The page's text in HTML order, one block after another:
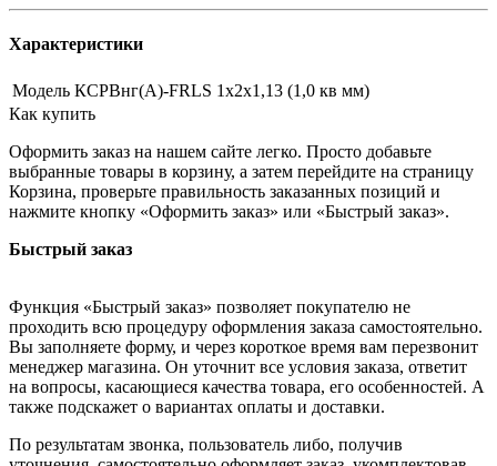
Характеристики
Модель КСРВнг(А)-FRLS 1х2х1,13 (1,0 кв мм)
Как купить
Оформить заказ на нашем сайте легко. Просто добавьте
выбранные товары в корзину, а затем перейдите на страницу
Корзина, проверьте правильность заказанных позиций и
нажмите кнопку «Оформить заказ» или «Быстрый заказ».
Быстрый заказ
Функция «Быстрый заказ» позволяет покупателю не
проходить всю процедуру оформления заказа самостоятельно.
Вы заполняете форму, и через короткое время вам перезвонит
менеджер магазина. Он уточнит все условия заказа, ответит
на вопросы, касающиеся качества товара, его особенностей. А
также подскажет о вариантах оплаты и доставки.
По результатам звонка, пользователь либо, получив